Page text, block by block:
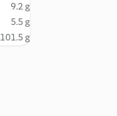
9.2 g
5.5 g
101.5 g